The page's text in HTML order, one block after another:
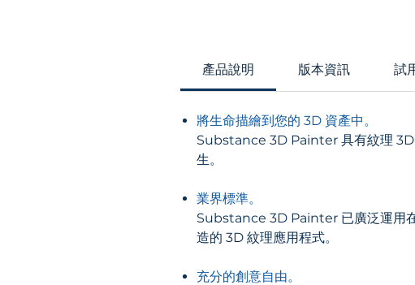
產品說明 版本資訊 試
將生命描繪到您的 3D 資產中。
Substance 3D Painter 具有紋理 3D
生。
業界標準。
Substance 3D Painter 已廣泛運用
造的 3D 紋理應用程式。
充分的創意自由。